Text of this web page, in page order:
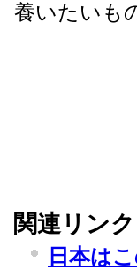
養いたいも
関連リンク
日本は